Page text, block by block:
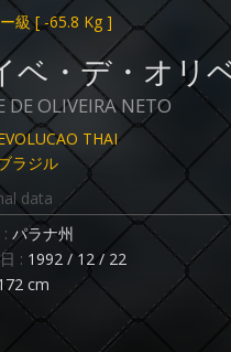
級[ -65.8 Kg ]
ベ・デ・オリ
DE OLIVEIRA NETO
THAI
ラジル
data
パラナ州
: 1992 / 12 / 22
cm